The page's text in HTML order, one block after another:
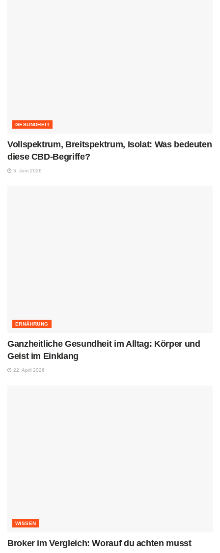
GESUNDHEIT
Vollspektrum, Breitspektrum, Isolat: Was bedeuten
diese CBD-Begriffe?
5. Juni 2026
ERNÄHRUNG
Ganzheitliche Gesundheit im Alltag: Körper und
Geist im Einklang
22. April 2026
WISSEN
Broker im Vergleich: Worauf du achten musst